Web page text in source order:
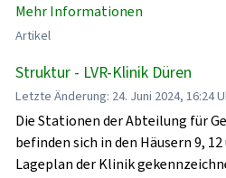
Mehr Informationen
Artikel
Struktur - LVR-Klinik Düren
Letzte Änderung: 24. Juni 2024, 16:24
Die Stationen der Abteilung für
befinden sich in den Häusern 9, 12
Lageplan der Klinik